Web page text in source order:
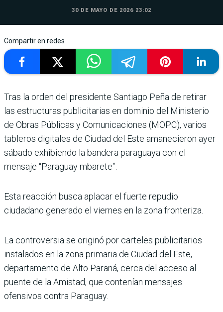
30 DE MAYO DE 2026 23:02
Compartir en redes
Tras la orden del presidente Santiago Peña de retirar
las estructuras publicitarias en dominio del Ministerio
de Obras Públicas y Comunicaciones (MOPC), varios
tableros digitales de Ciudad del Este amanecieron ayer
sábado exhibiendo la bandera paraguaya con el
mensaje “Paraguay mbarete”.
Esta reacción busca aplacar el fuerte repudio
ciudadano generado el viernes en la zona fronteriza.
La controversia se originó por carteles publicitarios
instalados en la zona primaria de Ciudad del Este,
departamento de Alto Paraná, cerca del acceso al
puente de la Amistad, que contenían mensajes
ofensivos contra Paraguay.